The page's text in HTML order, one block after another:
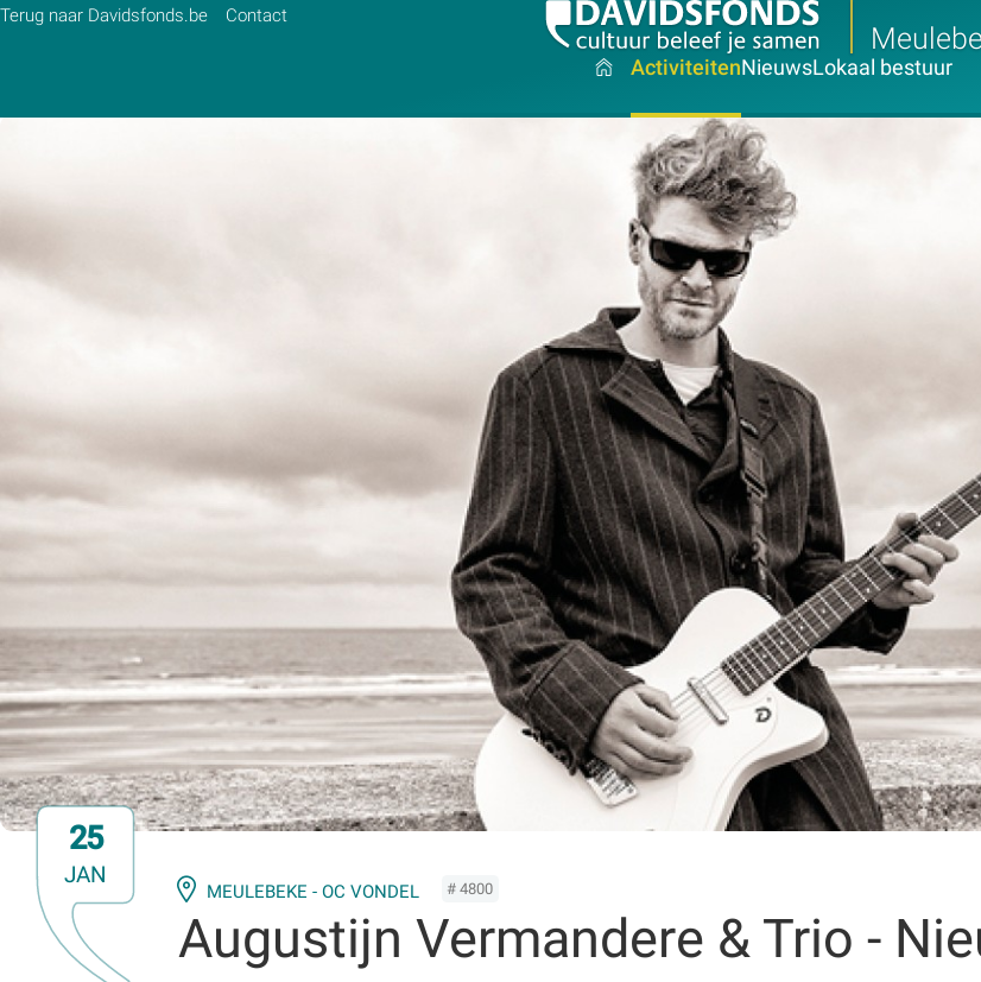
Terug naar Davidsfonds.be Contact
ActiviteitenNieuwsLokaal bestuur
25
JAN
MEULEBEKE - OC VONDEL # 4800
Augustijn Vermandere & Trio -